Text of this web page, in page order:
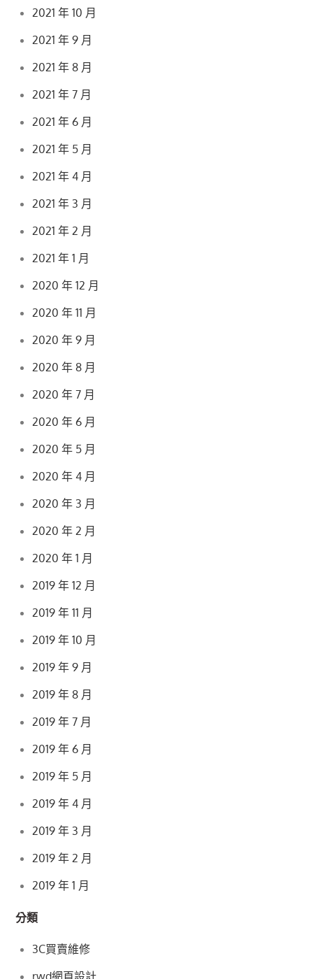
2021 年 10 月
2021 年 9 月
2021 年 8 月
2021 年 7 月
2021 年 6 月
2021 年 5 月
2021 年 4 月
2021 年 3 月
2021 年 2 月
2021 年 1 月
2020 年 12 月
2020 年 11 月
2020 年 9 月
2020 年 8 月
2020 年 7 月
2020 年 6 月
2020 年 5 月
2020 年 4 月
2020 年 3 月
2020 年 2 月
2020 年 1 月
2019 年 12 月
2019 年 11 月
2019 年 10 月
2019 年 9 月
2019 年 8 月
2019 年 7 月
2019 年 6 月
2019 年 5 月
2019 年 4 月
2019 年 3 月
2019 年 2 月
2019 年 1 月
分類
3C買賣維修